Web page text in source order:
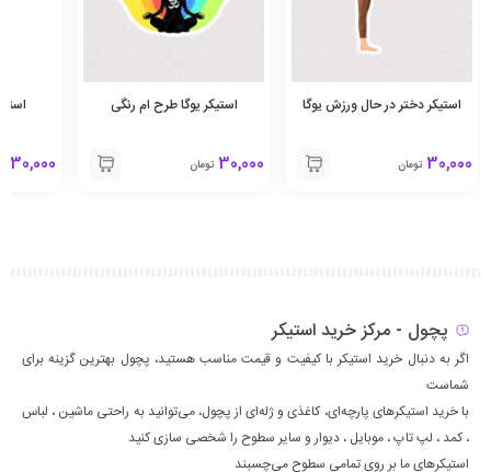
استیکر دختر در حال ورزش یوگا
30,000 تومان
استیکر یوگا طرح ام رنگی
30,000 تومان 30,000
پچول - مرکز خرید استیکر
اگر به دنبال خرید استیکر با کیفیت و قیمت مناسب هستید، پچول بهترین گزینه برای
شماست
با خرید استیکرهای پارچه‌ای، کاغذی و ژله‌ای از پچول، می‌توانید به راحتی ماشين ، لباس
، كمد ، لپ تاپ ، موبايل ، ديوار و سایر سطوح را شخصی سازی کنید
استیکرهای ما بر روی تمامی سطوح می‌چسبند